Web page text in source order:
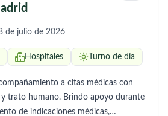
de julio de 2026
Hospitales Turno de día
a citas médicas con
trato humano. Brindo apoyo durante
de indicaciones médicas,